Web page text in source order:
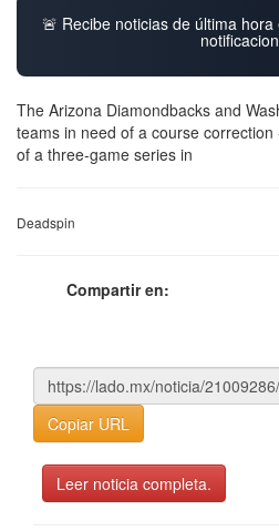
🚨 Recibe noticias de última
The Arizona Diamondbacks and
teams in need of a course
of a three-game series in
Deadspin
Compartir en:
Copiar URL
Leer noticia completa.